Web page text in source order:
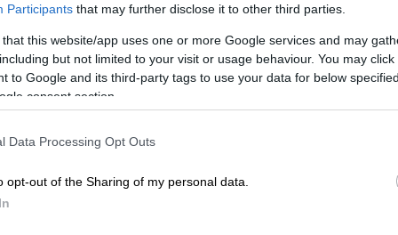
Participants that may further disclose it to other third parties.
that this website/app uses one or more Google services and may
but not limited to your visit or usage behaviour. You may
to Google and its third-party tags to use your data for below
consent section.
Data Processing Opt Outs
opt-out of the Sharing of my personal data.
το ΕΘΝΟΣ στη Google
κοινού η νικήτρια της 7ης σεζόν τουMy
τηνΝικολίνα Νικολούζου, καθώς
της κοπέλας που συγκέντρωσε το